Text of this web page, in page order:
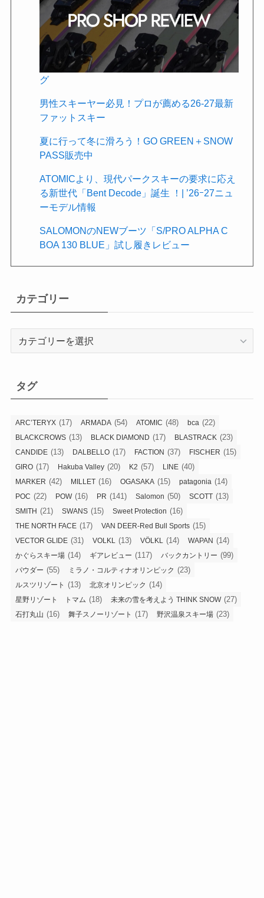
グ
男性スキーヤー必見！プロが薦める26-27最新
ファットスキー
夏に行って冬に滑ろう！GO GREEN＋SNOW
PASS販売中
ATOMICより、現代パークスキーの要求に応え
る新世代「Bent Decode」誕生 ！| ’26ｰ27ニュ
ーモデル情報
SALOMONのNEWブーツ「S/PRO ALPHA C
BOA 130 BLUE」試し履きレビュー
カテゴリー
ー
タグ
ARC’TERYX (17) ARMADA (54) ATOMIC (48) bca (22)
BLACKCROWS (13) BLACK DIAMOND (17) BLASTRACK (23)
CANDIDE (13) DALBELLO (17) FACTION (37) FISCHER (15)
GIRO (17) Hakuba Valley (20) K2 (57) LINE (40)
MARKER (42) MILLET (16) OGASAKA (15) patagonia (14)
POC (22) POW(16) PR (141) Salomon (50) SCOTT (13)
SMITH (21) SWANS (15) Sweet Protection (16)
THE NORTH FACE (17) VAN DEER-Red Bull Sports (15)
VECTOR GLIDE (31) VOLKL (13) VÖLKL (14) WAPAN (14)
かぐらスキー場 (14) ギアレビュー (117) バックカントリー (99)
パウダー (55) ミラノ・コルティナオリンピック (23)
ルスツリゾート (13) 北京オリンピック (14)
星野リゾート トマム (18) 未来の雪を考えよう THINK SNOW(27)
石打丸山 (16) 舞子スノーリゾート (17) 野沢温泉スキー場 (23)